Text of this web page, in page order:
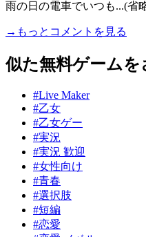
雨の日の電車でいつも...(省
→もっとコメントを見る
似た無料ゲームを
#Live Maker
#乙女
#乙女ゲー
#実況
#実況 歓迎
#女性向け
#青春
#選択肢
#短編
#恋愛